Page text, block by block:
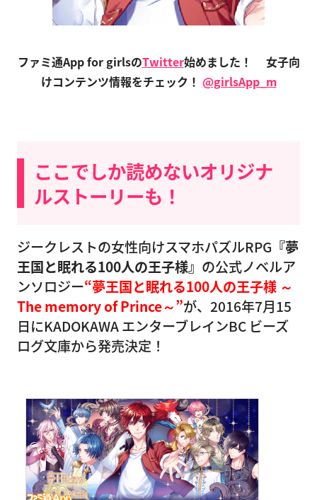
ファミ通App for girlsのTwitter始めました！
女子向
けコンテンツ情報をチェック！ @girlsApp_m
ここでしか読めないオリジナ
ルストーリーも！
ジークレストの女性向けスマホパズルRPG 『夢
王国と眠れる100人の王子様』 の公式ノベルア
ンソロジー“夢王国と眠れる100人の王子様 ～
The memory of Prince～”が、2016年7月15
日にKADOKAWA エンターブレインBC ビーズ
ログ文庫から発売決定！